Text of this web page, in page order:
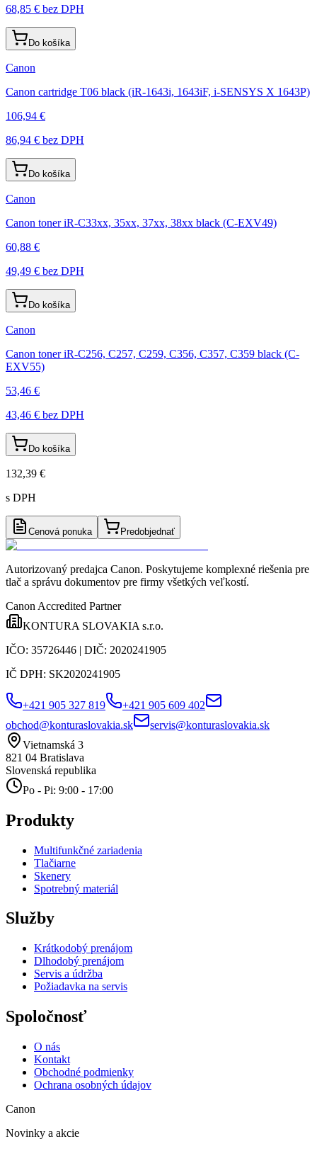
68,85 € bez DPH
Do košíka
Canon
Canon cartridge T06 black (iR-1643i, 1643iF, i-SENSYS X 1643P)
106,94 €
86,94 € bez DPH
Do košíka
Canon
Canon toner iR-C33xx, 35xx, 37xx, 38xx black (C-EXV49)
60,88 €
49,49 € bez DPH
Do košíka
Canon
Canon toner iR-C256, C257, C259, C356, C357, C359 black (C-
EXV55)
53,46 €
43,46 € bez DPH
Do košíka
132,39 €
s DPH
Cenová ponuka Predobjednať
Autorizovaný predajca Canon. Poskytujeme komplexné riešenia pre
tlač a správu dokumentov pre firmy všetkých veľkostí.
Canon Accredited Partner
KONTURA SLOVAKIA s.r.o.
IČO: 35726446 | DIČ: 2020241905
IČ DPH: SK2020241905
+421 905 327 819
+421 905 609 402
obchod@konturaslovakia.sk
servis@konturaslovakia.sk
Vietnamská 3
821 04 Bratislava
Slovenská republika
Po - Pi: 9:00 - 17:00
Produkty
Multifunkčné zariadenia
Tlačiarne
Skenery
Spotrebný materiál
Služby
Krátkodobý prenájom
Dlhodobý prenájom
Servis a údržba
Požiadavka na servis
Spoločnosť
O nás
Kontakt
Obchodné podmienky
Ochrana osobných údajov
Canon
Novinky a akcie